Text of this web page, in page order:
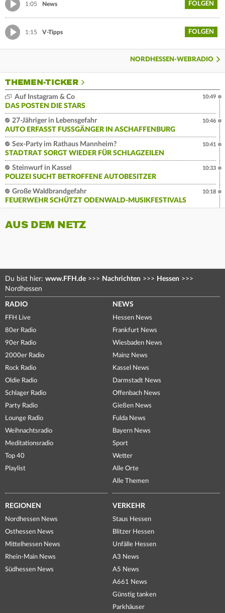
1:05 News FOLGEN
1:15 V-Tipps FOLGEN
NORDHESSEN-WEBRADIO
THEMEN-TICKER
Auf Instagram & Co
DAS POSTEN DIE STARS
10:49
27-Jähriger in Lebensgefahr
AUTO ERFASST FUSSGÄNGER IN ASCHAFFENBURG
10:46
Sex-Party im Rathaus Mannheim?
STADTRAT SORGT WIEDER FÜR SCHLAGZEILEN
10:41
Steinwurf in Kassel
POLIZEI SUCHT BETROFFENE AUTOBESITZER
10:33
Große Waldbrandgefahr
FEUERWEHR SCHÜTZT ODENWALD-MUSIKFESTIVALS
10:18
AUS DEM NETZ
Du bist hier: www.FFH.de >>> Nachrichten >>> Hessen >>>
Nordhessen
RADIO
FFH Live
80er Radio
90er Radio
2000er Radio
Rock Radio
Oldie Radio
Schlager Radio
Party Radio
Lounge Radio
Weihnachtsradio
Meditationsradio
Top 40
Playlist
NEWS
Hessen News
Frankfurt News
Wiesbaden News
Mainz News
Kassel News
Darmstadt News
Offenbach News
Gießen News
Fulda News
Bayern News
Sport
Wetter
Alle Orte
Alle Themen
REGIONEN
Nordhessen News
Osthessen News
Mittelhessen News
Rhein-Main News
Südhessen News
VERKEHR
Staus Hessen
Blitzer Hessen
Unfälle Hessen
A3 News
A5 News
A661 News
Günstig tanken
Parkhäuser